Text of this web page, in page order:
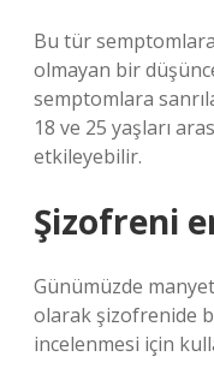
Bu tür
olmayan bir
semptomlara
18 ve 25 yaşları
etkileyebilir.
Şizofreni
Günümüzde
olarak şizofrenide
incelenmesi için